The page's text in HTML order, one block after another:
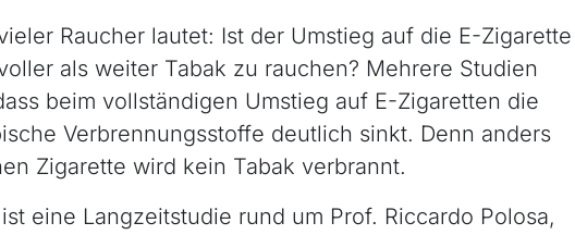
Raucher lautet: Ist der Umstieg auf die E-Zigarette
als weiter Tabak zu rauchen? Mehrere Studien
beim vollständigen Umstieg auf E-Zigaretten die
Verbrennungsstoffe deutlich sinkt. Denn anders
Zigarette wird kein Tabak verbrannt.
eine Langzeitstudie rund um Prof. Riccardo Polosa,